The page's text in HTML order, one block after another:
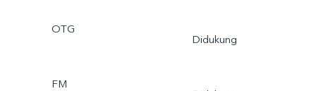
OTG
Didukung
FM